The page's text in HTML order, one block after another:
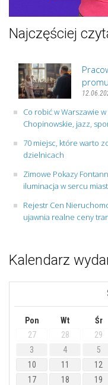
Najczęściej
Co robić w Warszawie
Chopinowskie, jazz,
70 miejsc, które warto
dzielnicach
Zimowe Pokazy
iluminacja w sercu
Rejestr Cen
ujawnia realne ceny
Kalendarz
Pon Wt Śr
27
28 29
3
4 5
10
11 12
17
18 19